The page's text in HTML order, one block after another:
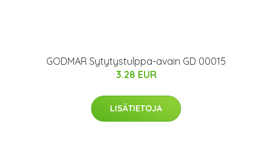
GODMAR Sytytystulppa-avain GD 00015
3.28 EUR
LISÄTIETOJA